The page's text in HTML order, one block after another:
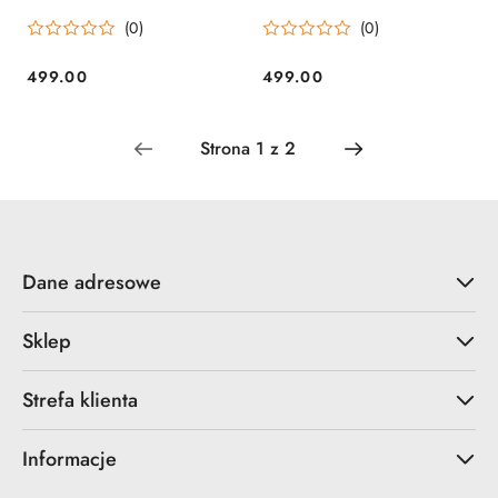
(0)
Cena:
499.00
(0)
Cena:
499.00
Dane adresowe
Sklep
Strefa klienta
Informacje